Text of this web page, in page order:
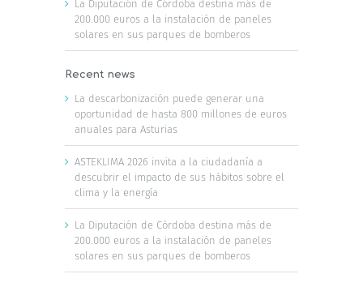
La Diputación de Córdoba destina más de
200.000 euros a la instalación de paneles
solares en sus parques de bomberos
Recent news
La descarbonización puede generar una
oportunidad de hasta 800 millones de euros
anuales para Asturias
ASTEKLIMA 2026 invita a la ciudadanía a
descubrir el impacto de sus hábitos sobre el
clima y la energía
La Diputación de Córdoba destina más de
200.000 euros a la instalación de paneles
solares en sus parques de bomberos